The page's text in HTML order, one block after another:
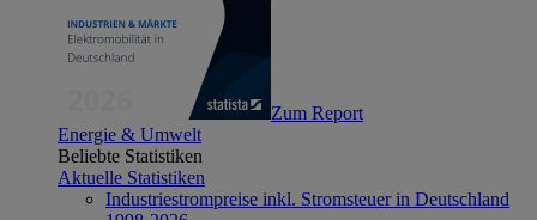
Zum Report
Energie & Umwelt
Beliebte Statistiken
Aktuelle Statistiken
Industriestrompreise inkl. Stromsteuer in Deutschland